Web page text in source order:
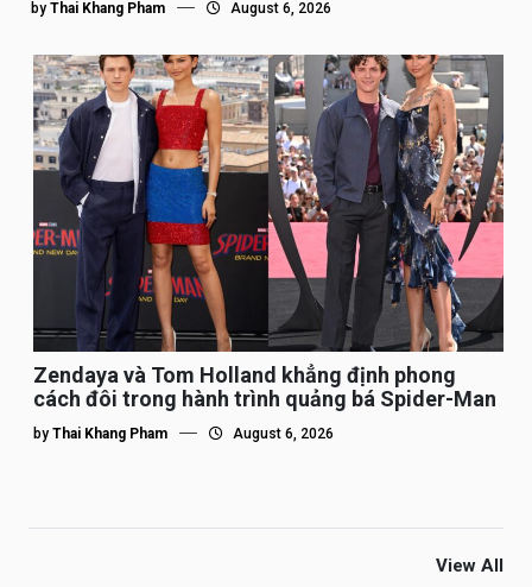
by Thai Khang Pham August 6, 2026
Zendaya và Tom Holland khẳng định phong
cách đôi trong hành trình quảng bá Spider-Man
by Thai Khang Pham August 6, 2026
View All